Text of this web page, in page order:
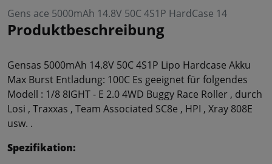
Gens ace 5000mAh 14.8V 50C 4S1P HardCase 14
Produktbeschreibung
Gensas 5000mAh 14.8V 50C 4S1P Lipo Hardcase Akku
Max Burst Entladung: 100C Es geeignet für folgendes
Modell : 1/8 8IGHT - E 2.0 4WD Buggy Race Roller , durch
Losi , Traxxas , Team Associated SC8e , HPI , Xray 808E
usw. .
Spezifikation: